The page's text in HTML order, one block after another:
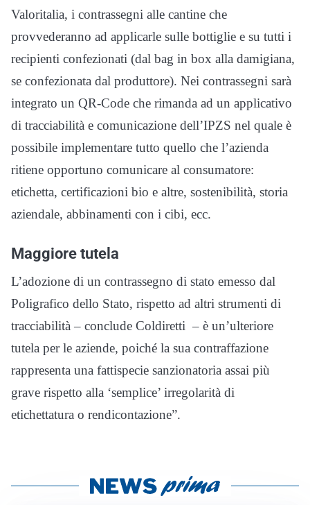
Valoritalia, i contrassegni alle cantine che
provvederanno ad applicarle sulle bottiglie e su tutti i
recipienti confezionati (dal bag in box alla damigiana,
se confezionata dal produttore). Nei contrassegni sarà
integrato un QR-Code che rimanda ad un applicativo
di tracciabilità e comunicazione dell’IPZS nel quale è
possibile implementare tutto quello che l’azienda
ritiene opportuno comunicare al consumatore:
etichetta, certificazioni bio e altre, sostenibilità, storia
aziendale, abbinamenti con i cibi, ecc.
Maggiore tutela
L’adozione di un contrassegno di stato emesso dal
Poligrafico dello Stato, rispetto ad altri strumenti di
tracciabilità – conclude Coldiretti – è un’ulteriore
tutela per le aziende, poiché la sua contraffazione
rappresenta una fattispecie sanzionatoria assai più
grave rispetto alla ‘semplice’ irregolarità di
etichettatura o rendicontazione”.